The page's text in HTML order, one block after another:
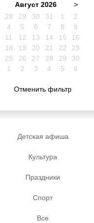
Август 2026 >
28 29 30 31 1
2
4 5 6 7 8
9
11 12 13 14 15
16
18 19 20 21 22
23
25 26 27 28 29
30
1 2 3 4 5 6
Отменить фильтр
Детская афиша
Культура
Праздники
Спорт
Все